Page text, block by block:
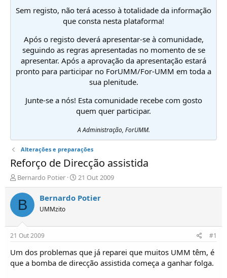
Sem registo, não terá acesso à totalidade da informação
que consta nesta plataforma!
Após o registo deverá apresentar-se à comunidade,
seguindo as regras apresentadas no momento de se
apresentar. Após a aprovação da apresentação estará
pronto para participar no ForUMM/For-UMM em toda a
sua plenitude.
Junte-se a nós! Esta comunidade recebe com gosto
quem quer participar.
A Administração, ForUMM.
Alterações e preparações
Reforço de Direcção assistida
I
n
i
i
d
o
r
e
Bernardo Potier
D
a
t
21 Out 2009
B Bernardo Potier
UMMzito
21 Out 2009 #1
Um dos problemas que já reparei que muitos UMM têm, é
que a bomba de direcção assistida começa a ganhar folga.